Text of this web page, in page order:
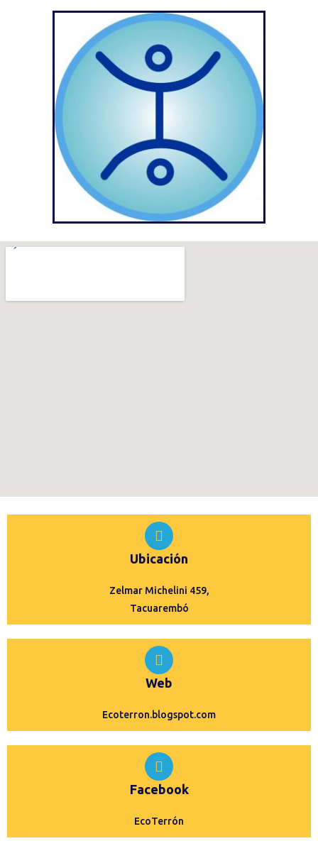
Ubicación
Zelmar Michelini 459,
Tacuarembó
Web
Ecoterron.blogspot.com
Facebook
EcoTerrón